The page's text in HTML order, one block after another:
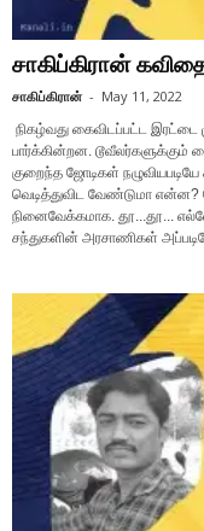
சாகிப்கிரான்
சாகிப்கிரான் - May 11, 2022
நிகழ்வது கைவிடப்பட்ட
பார்க்கின்றன. டூவீலர்களுக்கும்
குறைந்த ஜோடிகள்
வெடித்துவிட வேண்டுமா என்ன?
நினைவேக்கமாக. தூ...தூ...
சந்துகளின் அரசாணிகள்